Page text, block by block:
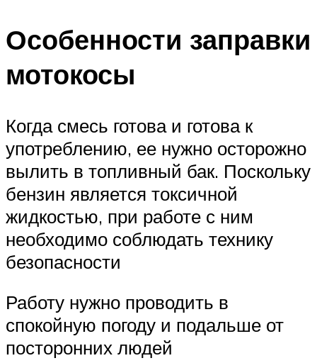
Особенности заправки
мотокосы
Когда смесь готова и готова к
употреблению, ее нужно осторожно
вылить в топливный бак. Поскольку
бензин является токсичной
жидкостью, при работе с ним
необходимо соблюдать технику
безопасности
Работу нужно проводить в
спокойную погоду и подальше от
посторонних людей